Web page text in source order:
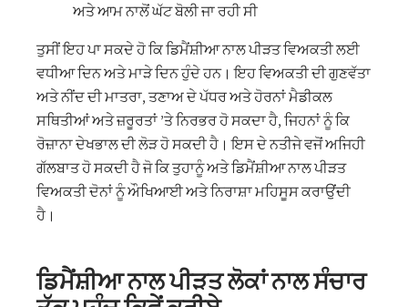
ਅਤੇ ਆਮ ਨਾਲੋਂ ਘੱਟ ਬੋਲੀ ਜਾ ਰਹੀ ਸੀ
ਤੁਸੀਂ ਇਹ ਪਾ ਸਕਦੇ ਹੋ ਕਿ ਡਿਮੈਂਸ਼ੀਆ ਨਾਲ ਪੀੜਤ ਵਿਅਕਤੀ ਲਈ
ਵਧੀਆ ਦਿਨ ਅਤੇ ਮਾੜੇ ਦਿਨ ਹੁੰਦੇ ਹਨ। ਇਹ ਵਿਅਕਤੀ ਦੀ ਗੁਣਵੱਤਾ
ਅਤੇ ਨੀਂਦ ਦੀ ਮਾਤਰਾ, ਤਣਾਅ ਦੇ ਪੱਧਰ ਅਤੇ ਹੋਰਨਾਂ ਮੈਡੀਕਲ
ਸਥਿਤੀਆਂ ਅਤੇ ਜ਼ਰੂਰਤਾਂ ’ਤੇ ਨਿਰਭਰ ਹੋ ਸਕਦਾ ਹੈ, ਜਿਹਨਾਂ ਨੂੰ ਕਿ
ਰੋਜ਼ਾਨਾ ਦੇਖਭਾਲ ਦੀ ਲੋੜ ਹੋ ਸਕਦੀ ਹੈ। ਇਸ ਦੇ ਨਤੀਜੇ ਵਜੋਂ ਅਜਿਹੀ
ਗੱਲਬਾਤ ਹੋ ਸਕਦੀ ਹੈ ਜੋ ਕਿ ਤੁਹਾਨੂੰ ਅਤੇ ਡਿਮੈਂਸ਼ੀਆ ਨਾਲ ਪੀੜਤ
ਵਿਅਕਤੀ ਦੋਨਾਂ ਨੂੰ ਔਖਿਆਈ ਅਤੇ ਨਿਰਾਸ਼ਾ ਮਹਿਸੂਸ ਕਰਾਉਂਦੀ
ਹੈ।
ਡਿਮੈਂਸ਼ੀਆ ਨਾਲ ਪੀੜਤ ਲੋਕਾਂ ਨਾਲ ਸੰਚਾਰ